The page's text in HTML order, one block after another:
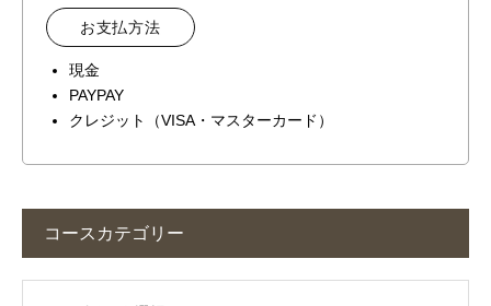
お支払方法
現金
PAYPAY
クレジット（VISA・マスターカード）
コースカテゴリー